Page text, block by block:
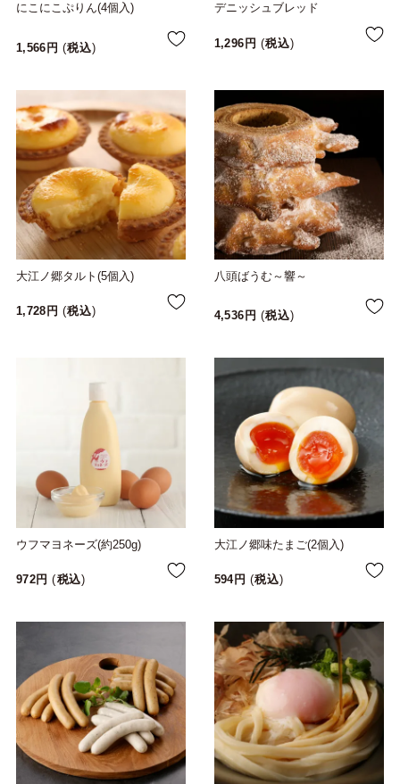
にこにこぷりん(4個入)
1,566 税込
デニッシュブレッド
1,296 税込
大江ノ郷タルト(5個入)
1,728 税込
八頭ばうむ～響～
4,536 税込
ウフマヨネーズ(約250g)
972 税込
大江ノ郷味たまご(2個入)
594 税込